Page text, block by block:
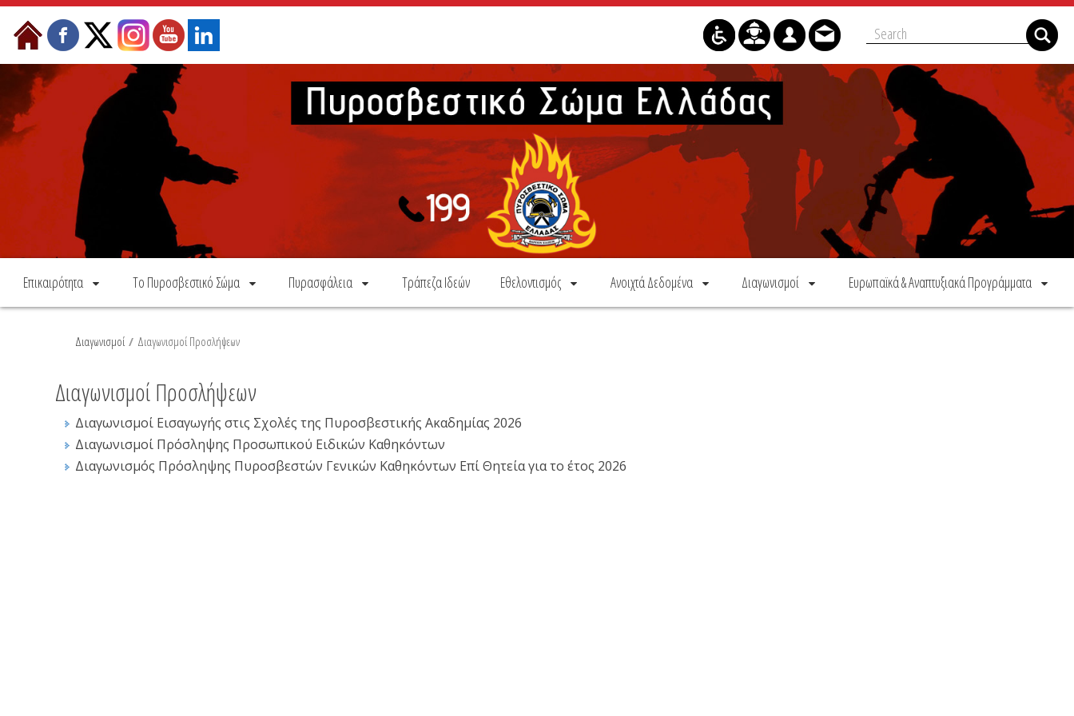
Skip to Content
Επικαιρότητα Το Πυροσβεστικό Σώμα Πυρασφάλεια Τράπεζα Ιδεών Εθελοντισμός Ανοιχτά Δεδομένα Διαγωνισμοί Ευρωπαϊκά & Αναπτυξιακά Προγράμματα
Διαγωνισμοί / Διαγωνισμοί Προσλήψεων
Διαγωνισμοί Προσλήψεων
Διαγωνισμοί Εισαγωγής στις Σχολές της Πυροσβεστικής Ακαδημίας 2026
Διαγωνισμοί Πρόσληψης Προσωπικού Ειδικών Καθηκόντων
Διαγωνισμός Πρόσληψης Πυροσβεστών Γενικών Καθηκόντων Επί Θητεία για το έτος 2026